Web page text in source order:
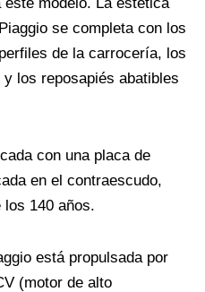
se completa con los
de la carrocería, los
los reposapiés abatibles
con una placa de
en el contraescudo,
los 140 años.
está propulsada por
(motor de alto